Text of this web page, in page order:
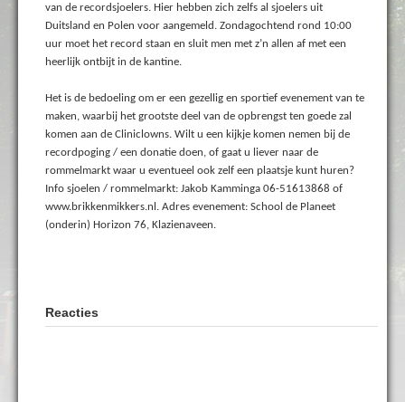
van de recordsjoelers. Hier hebben zich zelfs al sjoelers uit
Duitsland en Polen voor aangemeld. Zondagochtend rond 10:00
uur moet het record staan en sluit men met z’n allen af met een
heerlijk ontbijt in de kantine.
Het is de bedoeling om er een gezellig en sportief evenement van te
maken, waarbij het grootste deel van de opbrengst ten goede zal
komen aan de Cliniclowns. Wilt u een kijkje komen nemen bij de
recordpoging / een donatie doen, of gaat u liever naar de
rommelmarkt waar u eventueel ook zelf een plaatsje kunt huren?
Info sjoelen / rommelmarkt: Jakob Kamminga 06-51613868 of
www.brikkenmikkers.nl. Adres evenement: School de Planeet
(onderin) Horizon 76, Klazienaveen.
Reacties